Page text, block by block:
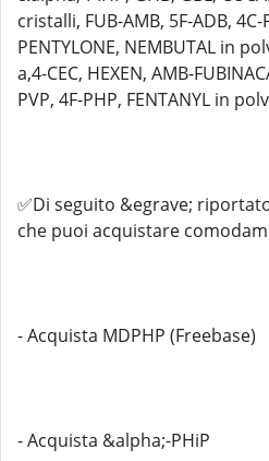
cristalli, FUB-AMB, 5F-ADB, 4C-
PENTYLONE, NEMBUTAL in
a,4-CEC, HEXEN, AMB-
PVP, 4F-PHP, FENTANYL in
✅Di seguito &egrave;
che puoi acquistare
- Acquista MDPHP (Freebase)
- Acquista &alpha;-PHiP